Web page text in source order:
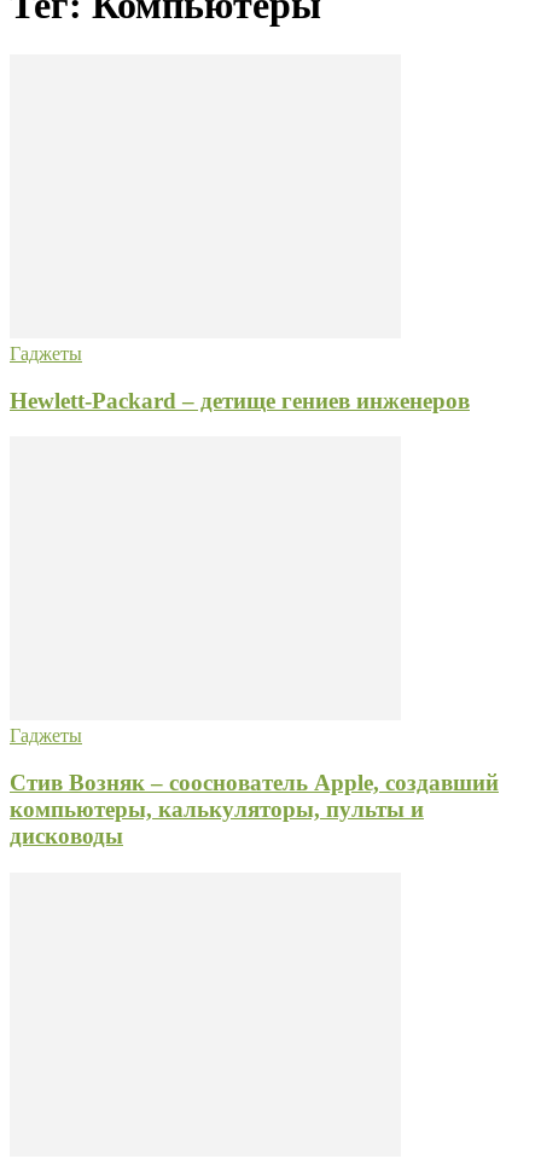
Гаджеты
Hewlett-Packard – детище гениев инженеров
Гаджеты
Стив Возняк – сооснователь Apple, создавший
компьютеры, калькуляторы, пульты и
дисководы